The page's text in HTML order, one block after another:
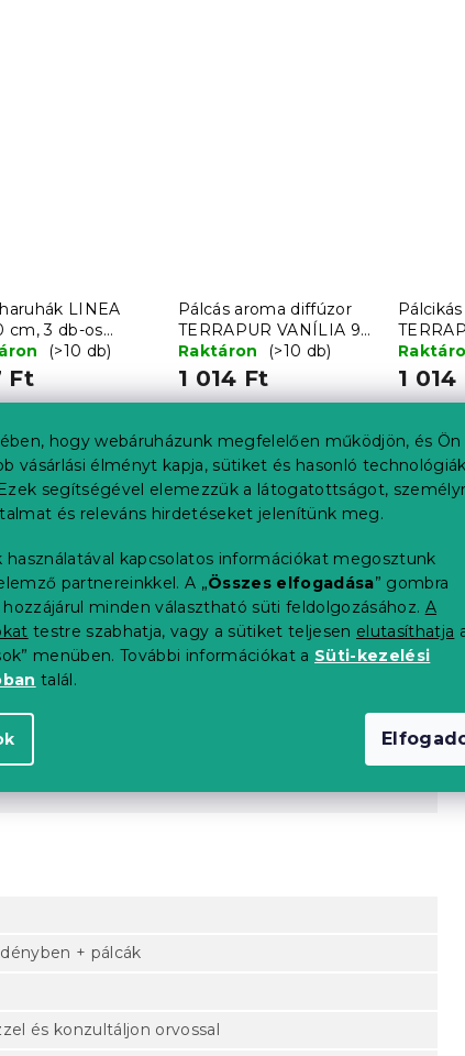
hogy webáruházunk megfelelően működjön, és Ön
vásárlási élményt kapja, sütiket és hasonló
segítségével elemezzük a látogatottságot,
és releváns hirdetéseket jelenítünk meg.
használatával kapcsolatos információkat megosztunk
partnereinkkel. A „Összes elfogadása” gombra
minden választható süti feldolgozásához. A
testre szabhatja, vagy a sütiket teljesen elutasíthatja
menüben. További információkat a Süti-kezelési
talál.
LINEA
cm, 3 db-os
- több(>10 db)
Ft
Pálcás aroma diffúzor
TERRAPUR VANÍLIA 90
ml
Raktáron (>10 db)
1 014 Ft
ml
1 014
+ pálcák
és konzultáljon orvossal